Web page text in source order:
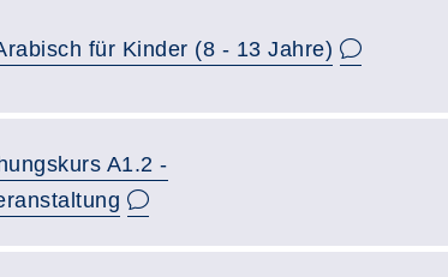
für Kinder (8 - 13 Jahre)
A1.2 -